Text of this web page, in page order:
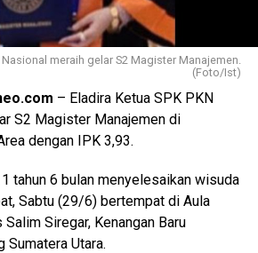
Nasional meraih gelar S2 Magister Manajemen.
(Foto/Ist)
– Eladira Ketua SPK PKN
S2 Magister Manajemen di
dengan IPK 3,93.
tahun 6 bulan menyelesaikan wisuda
Sabtu (29/6) bertempat di Aula
Siregar, Kenangan Baru
Sumatera Utara.